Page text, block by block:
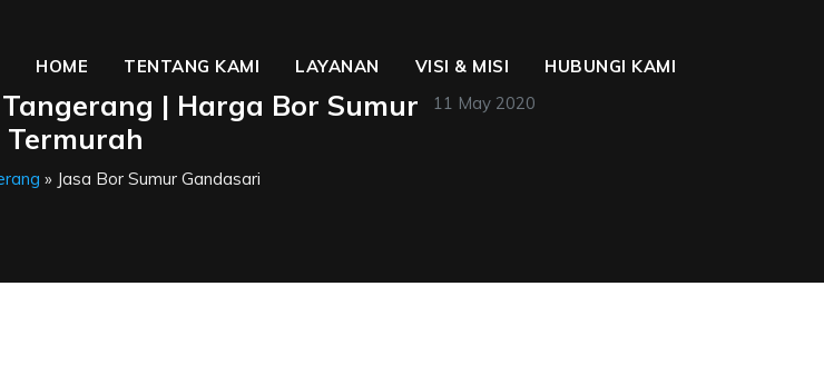
HOME TENTANG KAMI LAYANAN VISI & MISI
HUBUNGI KAMI
11 May 2020
| Harga Bor Sumur
Termurah
» Jasa Bor Sumur Gandasari